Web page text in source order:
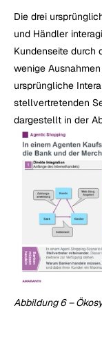
Die drei
und Händler
Kundenseite durch
wenige
ursprüngliche
stellvertretenden
dargestellt in der
Abbildung 6 –